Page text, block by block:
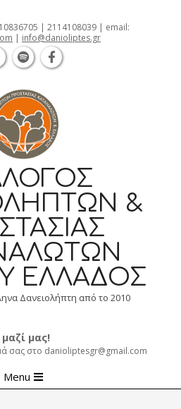
| 2114108039 | email:
| info@danioliptes.gr
&
ΕΛΛΆΔΟΣ
Δανειολήπτη από το 2010
μας!
σας στο danioliptesgr@gmail.com
Menu